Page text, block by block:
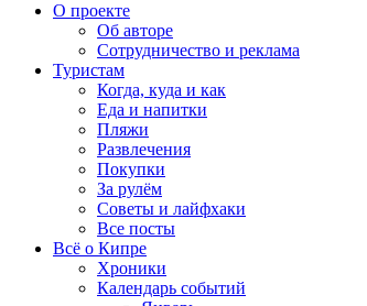
О проекте
Об авторе
Сотрудничество и реклама
Туристам
Когда, куда и как
Еда и напитки
Пляжи
Развлечения
Покупки
За рулём
Советы и лайфхаки
Все посты
Всё о Кипре
Хроники
Календарь событий